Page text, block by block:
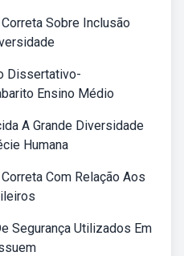
Sobre Inclusão
Dissertativo-
Ensino Médio
A Grande Diversidade
Humana
Com Relação Aos
Segurança Utilizados Em